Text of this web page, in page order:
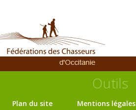
Outils
Plan du site Mentions légales